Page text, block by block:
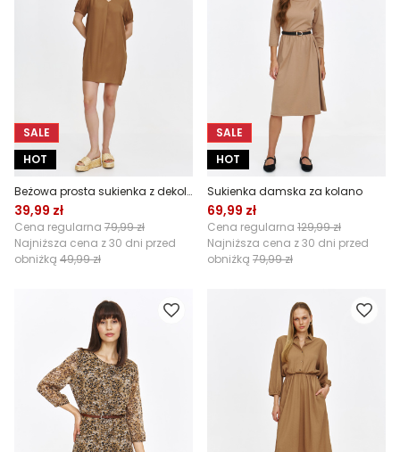
SALE
HOT
Beżowa prosta sukienka z dekoltem v-neck
39,99 zł
Cena regularna 79,99 zł
Najniższa cena z 30 dni przed
obniżką 49,99 zł
SALE
HOT
Sukienka damska za kolano
69,99 zł
Cena regularna 129,99 zł
Najniższa cena z 30 dni przed
obniżką 79,99 zł